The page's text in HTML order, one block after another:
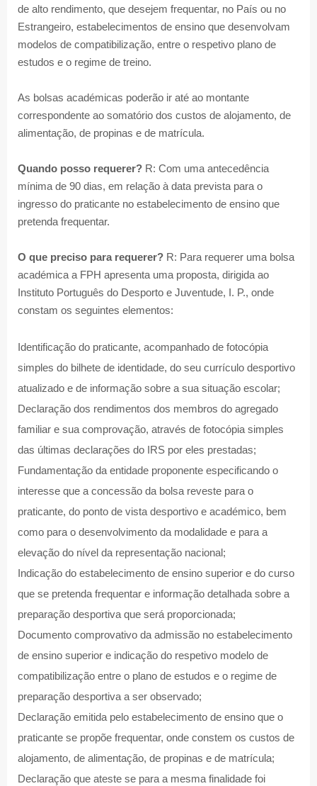
de alto rendimento, que desejem frequentar, no País ou no
Estrangeiro, estabelecimentos de ensino que desenvolvam
modelos de compatibilização, entre o respetivo plano de
estudos e o regime de treino.
As bolsas académicas poderão ir até ao montante
correspondente ao somatório dos custos de alojamento, de
alimentação, de propinas e de matrícula.
Quando posso requerer? R: Com uma antecedência
mínima de 90 dias, em relação à data prevista para o
ingresso do praticante no estabelecimento de ensino que
pretenda frequentar.
O que preciso para requerer? R: Para requerer uma bolsa
académica a FPH apresenta uma proposta, dirigida ao
Instituto Português do Desporto e Juventude, I. P., onde
constam os seguintes elementos:
Identificação do praticante, acompanhado de fotocópia
simples do bilhete de identidade, do seu currículo desportivo
atualizado e de informação sobre a sua situação escolar;
Declaração dos rendimentos dos membros do agregado
familiar e sua comprovação, através de fotocópia simples
das últimas declarações do IRS por eles prestadas;
Fundamentação da entidade proponente especificando o
interesse que a concessão da bolsa reveste para o
praticante, do ponto de vista desportivo e académico, bem
como para o desenvolvimento da modalidade e para a
elevação do nível da representação nacional;
Indicação do estabelecimento de ensino superior e do curso
que se pretenda frequentar e informação detalhada sobre a
preparação desportiva que será proporcionada;
Documento comprovativo da admissão no estabelecimento
de ensino superior e indicação do respetivo modelo de
compatibilização entre o plano de estudos e o regime de
preparação desportiva a ser observado;
Declaração emitida pelo estabelecimento de ensino que o
praticante se propõe frequentar, onde constem os custos de
alojamento, de alimentação, de propinas e de matrícula;
Declaração que ateste se para a mesma finalidade foi